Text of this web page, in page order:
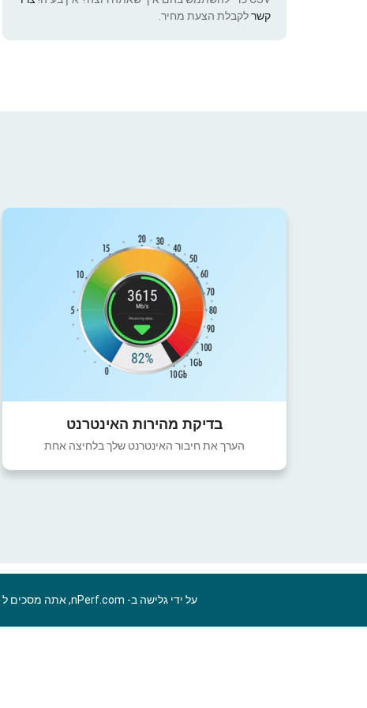
קשרלקבלת הצעת מחיר.
בדיקת מהירות האינטרנט
הערך את חיבור האינטרנט שלך בלחיצה אחת
על ידי גלישה ב- nPerf.com, אתה מסכים ל